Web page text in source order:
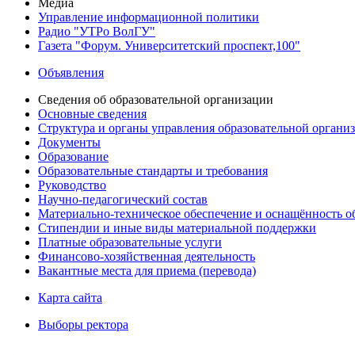
Медиа
Управление информационной политики
Радио "УТРо ВолГУ"
Газета "Форум. Университетский проспект,100"
Объявления
Сведения об образовательной организации
Основные сведения
Структура и органы управления образовательной
Документы
Образование
Образовательные стандарты и требования
Руководство
Научно-педагогический состав
Материально-техническое обеспечение и оснащённость
Стипендии и иные виды материальной поддержки
Платные образовательные услуги
Финансово-хозяйственная деятельность
Вакантные места для приема (перевода)
Карта сайта
Выборы ректора